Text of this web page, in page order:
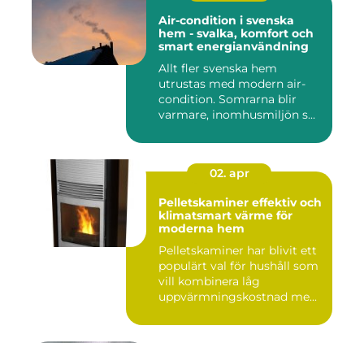
Air-condition i svenska
hem - svalka, komfort och
smart energianvändning
Allt fler svenska hem
utrustas med modern air-
condition. Somrarna blir
varmare, inomhusmiljön s...
02. apr
Pelletskaminer effektiv och
klimatsmart värme för
moderna hem
Pelletskaminer har blivit ett
populärt val för hushåll som
vill kombinera låg
uppvärmningskostnad me...